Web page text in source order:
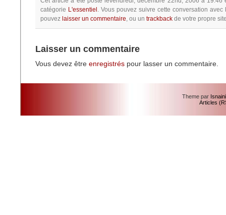
catégorie L'essentiel . Vous pouvez suivre cette conversation avec
pouvez laisser un commentaire, ou un trackback de votre propre
Laisser un commentaire
Vous devez être enregistrés pour lasser un commentaire.
Theme par
Articles